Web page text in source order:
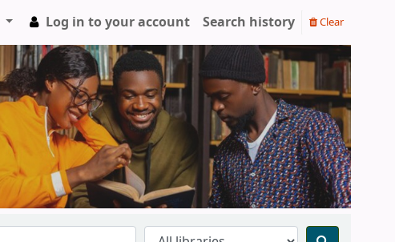
Log in to your account Search history Clear